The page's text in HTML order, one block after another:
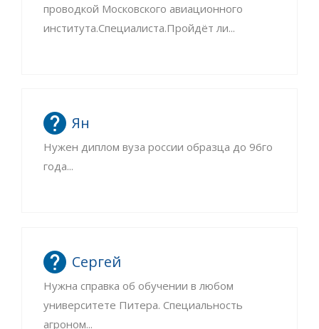
проводкой Московского авиационного
института.Специалиста.Пройдёт ли...
Ян
Нужен диплом вуза россии образца до 96го
года...
Сергей
Нужна справка об обучении в любом
университете Питера. Специальность
агроном...